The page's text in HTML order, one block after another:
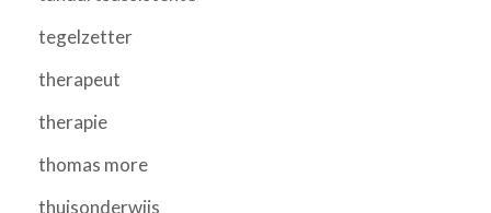
tegelzetter
therapeut
therapie
thomas more
thuisonderwijs